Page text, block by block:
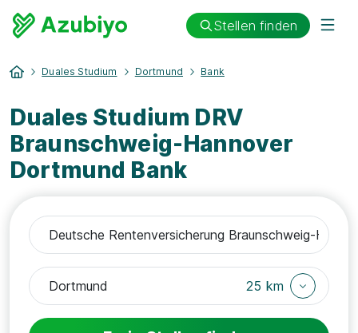
Stellen finden
Duales Studium Dortmund Bank
Duales Studium DRV
Braunschweig-Hannover
Dortmund Bank
25 km